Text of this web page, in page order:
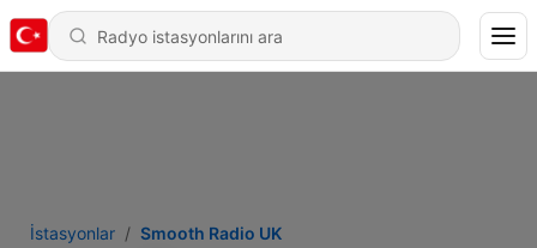
İstasyonlar Smooth Radio UK